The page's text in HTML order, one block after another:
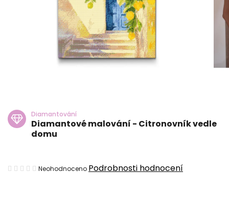
Diamantování
Diamantové malování - Citronovník vedle
domu
Průměrné
Neohodnoceno Podrobnosti hodnocení